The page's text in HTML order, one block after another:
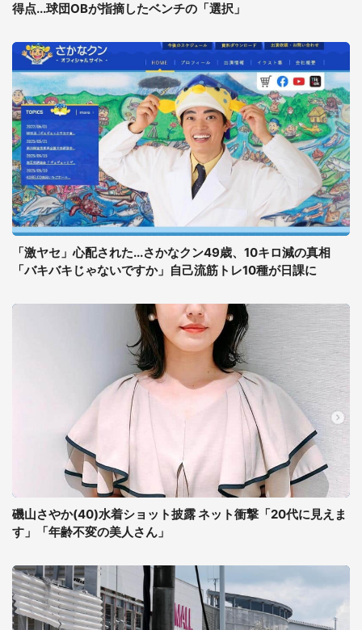
得点...球団OBが指摘したベンチの「選択」
「激ヤセ」心配された...さかなクン49歳、10キロ減の真相
「バキバキじゃないですか」自己流筋トレ10種が日課に
磯山さやか(40)水着ショット披露 ネット衝撃「20代に見えま
す」「年齢不変の美人さん」